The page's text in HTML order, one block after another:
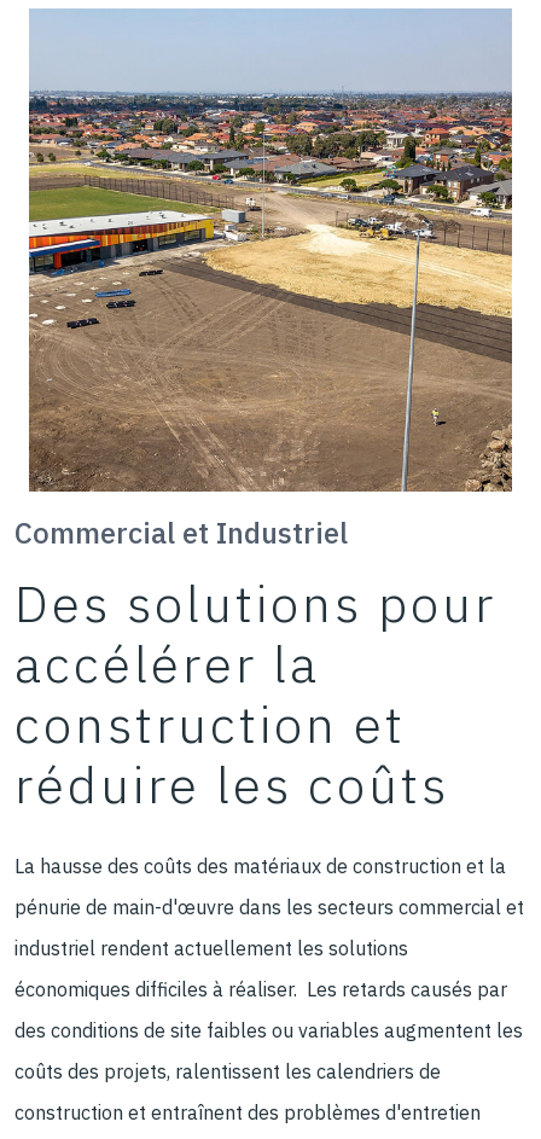
Commercial et Industriel
Des solutions pour
accélérer la
construction et
réduire les coûts
La hausse des coûts des matériaux de construction et la
pénurie de main-d'œuvre dans les secteurs commercial et
industriel rendent actuellement les solutions
économiques difficiles à réaliser. Les retards causés par
des conditions de site faibles ou variables augmentent les
coûts des projets, ralentissent les calendriers de
construction et entraînent des problèmes d'entretien